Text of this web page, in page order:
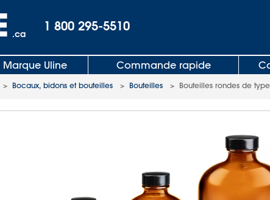
.ca
1 800 295-5510
Marque Uline Commande rapide
> Bocaux, bidons et bouteilles > Bouteilles > Bouteilles rondes de